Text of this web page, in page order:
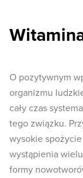
O pozytywnym
organizmu
cały czas
tego związku.
wysokie
wystąpienia
formy